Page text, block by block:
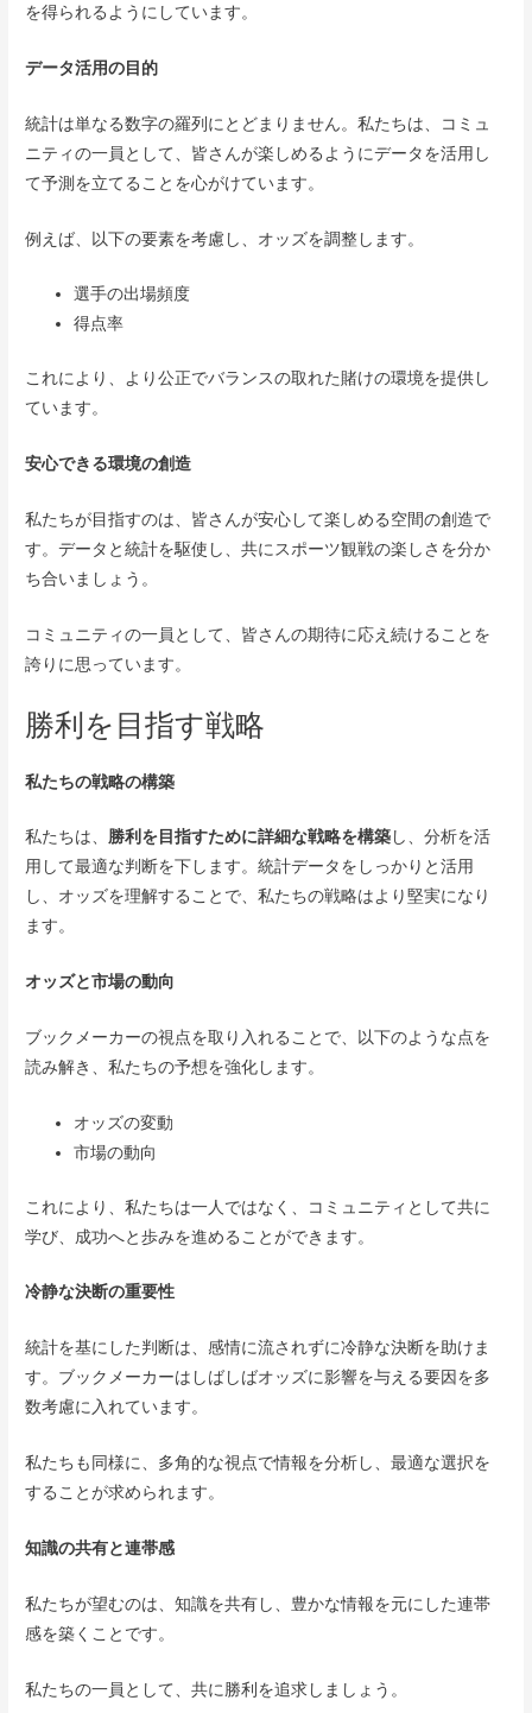
を得られるようにしています。
データ活用の目的
統計は単なる数字の羅列にとどまりません。私たちは、コミュ
ニティの一員として、皆さんが楽しめるようにデータを活用し
て予測を立てることを心がけています。
例えば、以下の要素を考慮し、オッズを調整します。
選手の出場頻度
得点率
これにより、より公正でバランスの取れた賭けの環境を提供し
ています。
安心できる環境の創造
私たちが目指すのは、皆さんが安心して楽しめる空間の創造で
す。データと統計を駆使し、共にスポーツ観戦の楽しさを分か
ち合いましょう。
コミュニティの一員として、皆さんの期待に応え続けることを
誇りに思っています。
勝利を目指す戦略
私たちの戦略の構築
私たちは、 勝利を目指すために詳細な戦略を構築し、分析を活
用して最適な判断を下します。統計データをしっかりと活用
し、オッズを理解することで、私たちの戦略はより堅実になり
ます。
オッズと市場の動向
ブックメーカーの視点を取り入れることで、以下のような点を
読み解き、私たちの予想を強化します。
オッズの変動
市場の動向
これにより、私たちは一人ではなく、コミュニティとして共に
学び、成功へと歩みを進めることができます。
冷静な決断の重要性
統計を基にした判断は、感情に流されずに冷静な決断を助けま
す。ブックメーカーはしばしばオッズに影響を与える要因を多
数考慮に入れています。
私たちも同様に、多角的な視点で情報を分析し、最適な選択を
することが求められます。
知識の共有と連帯感
私たちが望むのは、知識を共有し、豊かな情報を元にした連帯
感を築くことです。
私たちの一員として、共に勝利を追求しましょう。